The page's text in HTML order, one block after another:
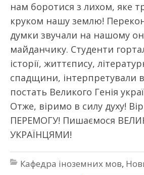
нам боротися з лихом, яке
круком нашу землю!
думки звучали на нашому
майданчику. Студенти
історії, життєпису,
спадщини, інтерпретували
постать Великого Генія
Отже, віримо в силу духу!
ПЕРЕМОГУ! Пишаємося
УКРАЇНЦЯМИ!
Кафедра іноземних мов,